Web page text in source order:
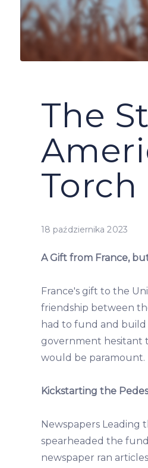
The
Torch
18 października 2023
A Gift from France,
France's gift to the
friendship between
had to fund and
government hesitant
would be paramount.
Kickstarting the
Newspapers Leading
spearheaded the
newspaper ran